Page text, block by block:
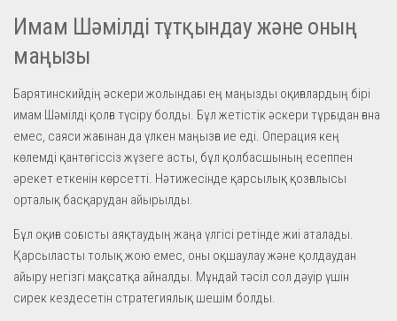
Имам Шәмілді тұтқындау және оның
маңызы
Барятинскийдің әскери жолындағы ең маңызды оқиғалардың бірі
имам Шәмілді қолға түсіру болды. Бұл жетістік әскери тұрғыдан ғана
емес, саяси жағынан да үлкен маңызға ие еді. Операция кең
көлемді қантөгіссіз жүзеге асты, бұл қолбасшының есеппен
әрекет еткенін көрсетті. Нәтижесінде қарсылық қозғалысы
орталық басқарудан айырылды.
Бұл оқиға соғысты аяқтаудың жаңа үлгісі ретінде жиі аталады.
Қарсыласты толық жою емес, оны оқшаулау және қолдаудан
айыру негізгі мақсатқа айналды. Мұндай тәсіл сол дәуір үшін
сирек кездесетін стратегиялық шешім болды.